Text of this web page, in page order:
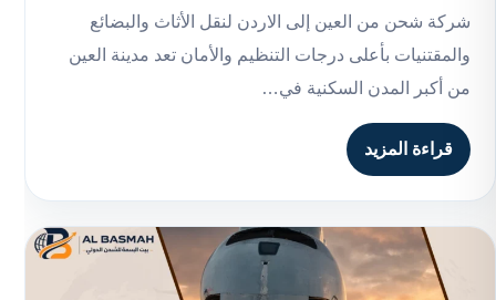
شركة شحن من العين إلى الاردن لنقل الأثاث والبضائع
والمقتنيات بأعلى درجات التنظيم والأمان تعد مدينة العين
من أكبر المدن السكنية في…
قراءة المزيد